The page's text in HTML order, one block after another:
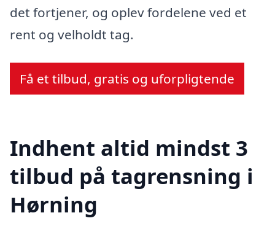
det fortjener, og oplev fordelene ved et
rent og velholdt tag.
Få et tilbud, gratis og uforpligtende
Indhent altid mindst 3
tilbud på tagrensning i
Hørning